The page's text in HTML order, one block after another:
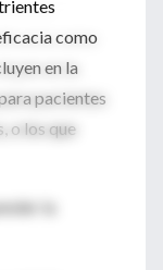
como
en la
pacientes
o los que
la